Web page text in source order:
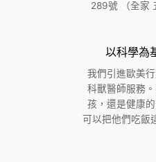
289號 （全家
以科學為
我們引進歐美
科獸醫師服務
孩，還是健康
可以把他們吃飯